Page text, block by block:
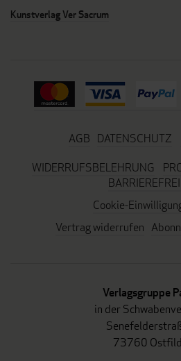
Kunstverlag Ver Sacrum
AGB DATENSCHUTZ
WIDERRUFSBELEHRUNG
Cookie-
Vertrag widerrufen
Verlagsgruppe
in der
73760